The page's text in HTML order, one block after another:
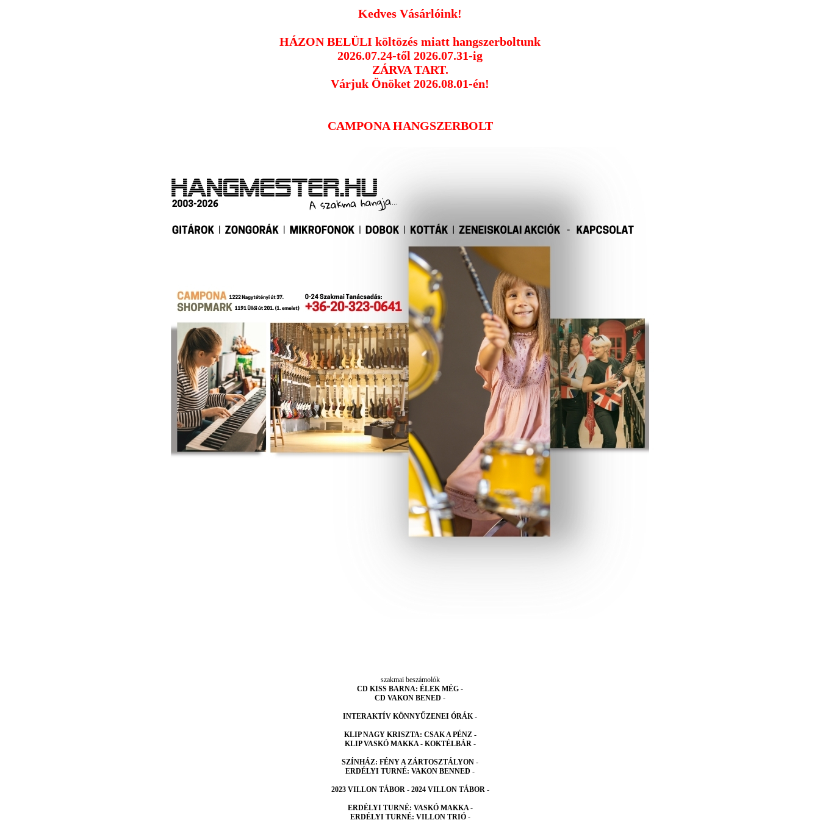
Kedves Vásárlóink!
HÁZON BELÜLI költözés miatt hangszerboltunk
2026.07.24-től 2026.07.31-ig
ZÁRVA TART.
Várjuk Önöket 2026.08.01-én!
CAMPONA HANGSZERBOLT
szakmai beszámolók
CD KISS BARNA: ÉLEK MÉG -
CD VAKON BENED -
INTERAKTÍV KÖNNYŰZENEI ÓRÁK-
KLIP NAGY KRISZTA: CSAK A PÉNZ -
KLIP VASKÓ MAKKA - KOKTÉLBÁR -
SZÍNHÁZ: FÉNY A ZÁRTOSZTÁLYON -
ERDÉLYI TURNÉ: VAKON BENNED -
2023 VILLON TÁBOR - 2024 VILLON TÁBOR -
ERDÉLYI TURNÉ: VASKÓ MAKKA-
ERDÉLYI TURNÉ: VILLON TRIÓ -